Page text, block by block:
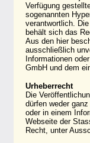
Verfügung
sogenannten
verantwortlich.
behält sich das
Aus den hier
ausschließlich
Informationen
GmbH und dem
Urheberrecht
Die
dürfen weder
oder in einem
Webseite der
Recht, unter